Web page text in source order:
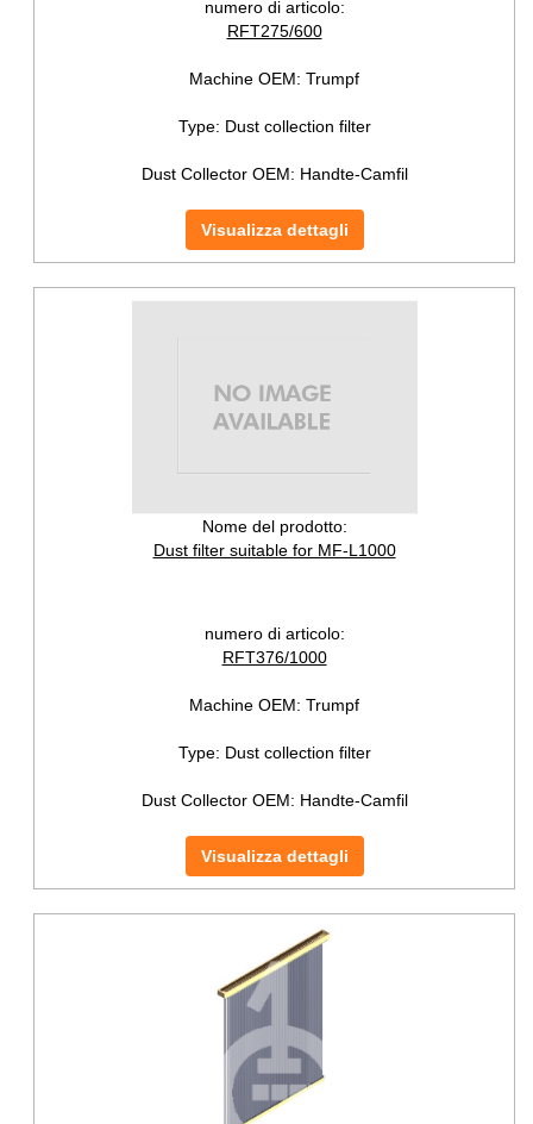
numero di articolo:
RFT275/600
Machine OEM: Trumpf
Type: Dust collection filter
Dust Collector OEM: Handte-Camfil
Visualizza dettagli
Nome del prodotto:
Dust filter suitable for MF-L1000
numero di articolo:
RFT376/1000
Machine OEM: Trumpf
Type: Dust collection filter
Dust Collector OEM: Handte-Camfil
Visualizza dettagli